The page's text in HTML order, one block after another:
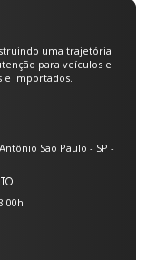
acelerador
uma trajetória
para veículos e
e importados.
São Paulo - SP -